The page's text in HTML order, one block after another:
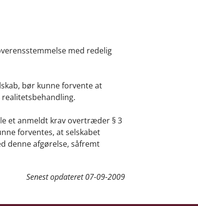
med redelig
bør kunne forvente at
et anmeldt krav overtræder § 3
forventes, at selskabet
denne afgørelse, såfremt
Senest opdateret07-09-2009